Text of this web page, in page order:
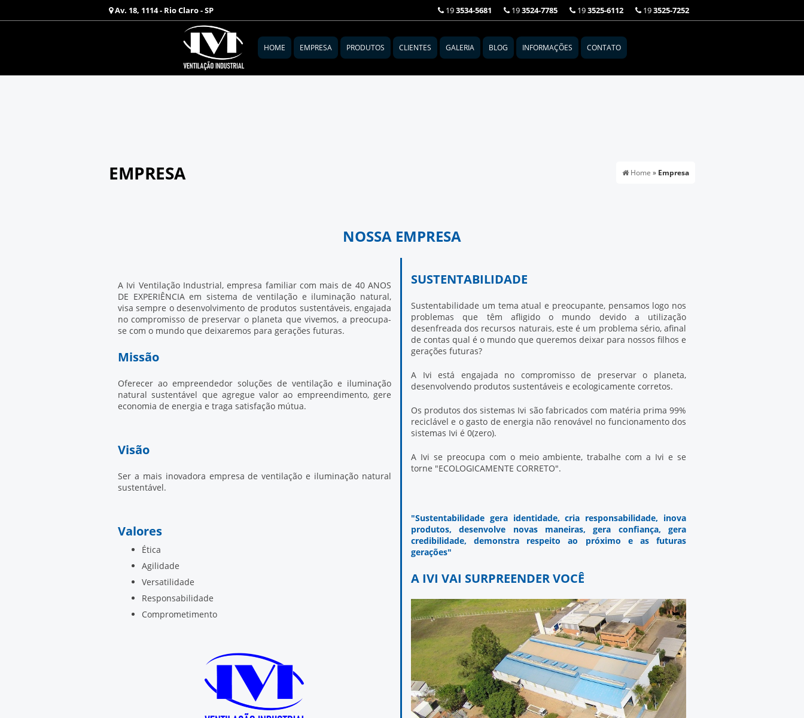
Av. 18, 1114 - Rio Claro - SP 193525-7252
193525-6112
193524-7785
193534-5681
HOME EMPRESA PRODUTOS CLIENTES GALERIA BLOG INFORMAÇÕES CONTATO
Home » Empresa
EMPRESA
NOSSA EMPRESA
A Ivi Ventilação Industrial, empresa familiar com mais de 40 ANOS
DE EXPERIÊNCIA em sistema de ventilação e iluminação natural,
visa sempre o desenvolvimento de produtos sustentáveis, engajada
no compromisso de preservar o planeta que vivemos, a preocupa-
se com o mundo que deixaremos para gerações futuras.
Missão
Oferecer ao empreendedor soluções de ventilação e iluminação
natural sustentável que agregue valor ao empreendimento, gere
economia de energia e traga satisfação mútua.
Visão
Ser a mais inovadora empresa de ventilação e iluminação natural
sustentável.
Valores
Ética
Agilidade
Versatilidade
Responsabilidade
Comprometimento
SUSTENTABILIDADE
Sustentabilidade um tema atual e preocupante, pensamos logo nos
problemas que têm afligido o mundo devido a utilização
desenfreada dos recursos naturais, este é um problema sério, afinal
de contas qual é o mundo que queremos deixar para nossos filhos e
gerações futuras?
A Ivi está engajada no compromisso de preservar o planeta,
desenvolvendo produtos sustentáveis e ecologicamente corretos.
Os produtos dos sistemas Ivi são fabricados com matéria prima 99%
reciclável e o gasto de energia não renovável no funcionamento dos
sistemas Ivi é 0(zero).
A Ivi se preocupa com o meio ambiente, trabalhe com a Ivi e se
torne "ECOLOGICAMENTE CORRETO".
"Sustentabilidade gera identidade, cria responsabilidade, inova
produtos, desenvolve novas maneiras, gera confiança, gera
credibilidade, demonstra respeito ao próximo e as futuras
gerações"
A IVI VAI SURPREENDER VOCÊ